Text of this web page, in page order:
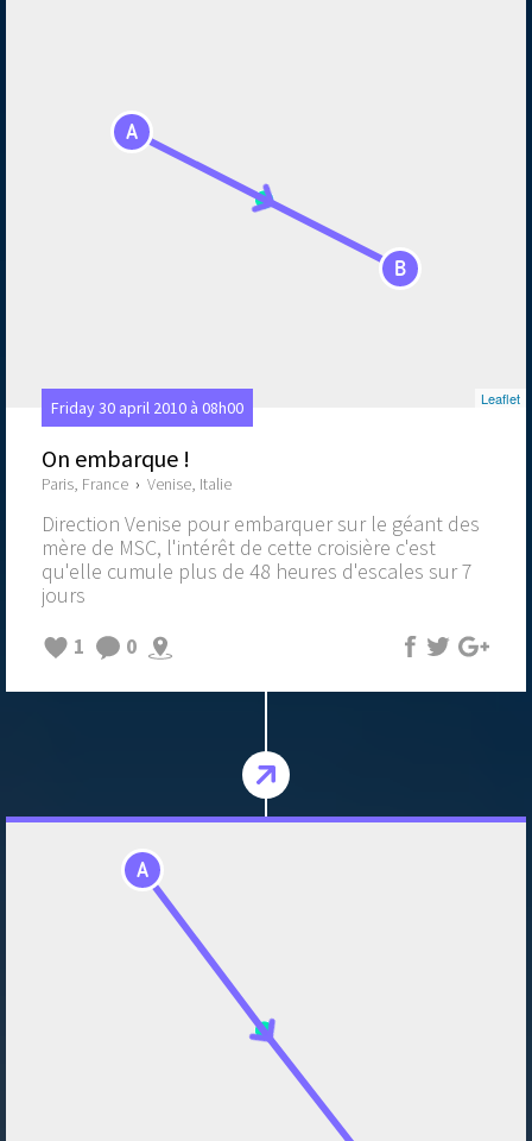
A
B
Leaflet
Friday 30 april 2010 à 08h00
On embarque !
Paris, France › Venise, Italie
Direction Venise pour embarquer sur le géant des
mère de MSC, l'intérêt de cette croisière c'est
qu'elle cumule plus de 48 heures d'escales sur 7
jours
1
0
A